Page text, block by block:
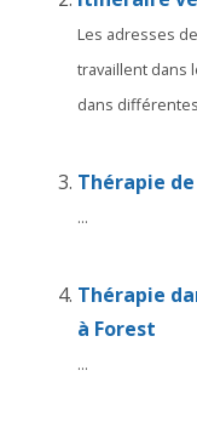
Les adresses
travaillent dans
dans
Thérapie
...
Thérapie
à Forest
...